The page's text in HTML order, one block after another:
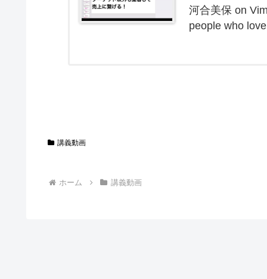
河合美保 on
people who
講義動画
ホーム 講義動画